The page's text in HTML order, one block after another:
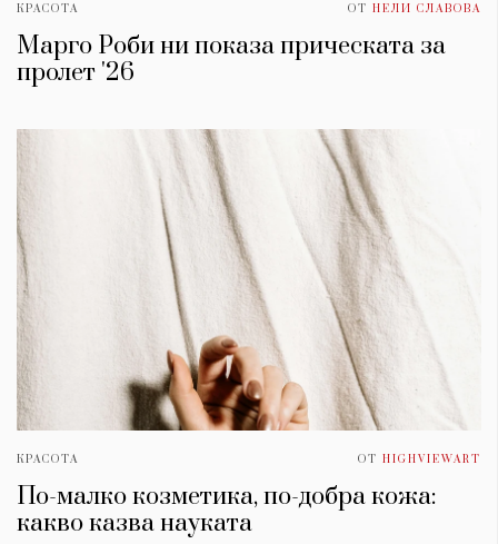
КРАСОТА ОТ НЕЛИ СЛАВОВА
Марго Роби ни показа прическата за
пролет '26
КРАСОТА ОТ HIGHVIEWART
По-малко козметика, по-добра кожа:
какво казва науката